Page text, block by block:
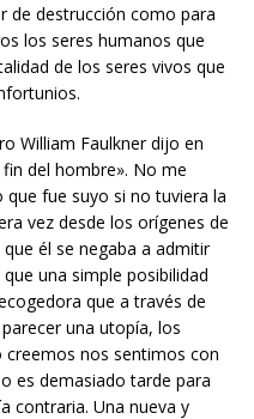
de destrucción como para
los seres humanos que
de los seres vivos que
William Faulkner dijo en
del hombre». No me
fue suyo si no tuviera la
vez desde los orígenes de
él se negaba a admitir
una simple posibilidad
que a través de
una utopía, los
nos sentimos con
es demasiado tarde para
contraria. Una nueva y